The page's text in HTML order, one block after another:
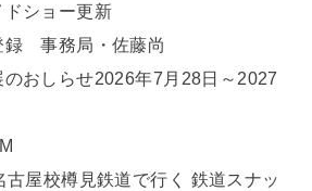
ドショー更新
録 事務局・佐藤尚
おしらせ2026年7月28日～2027
古屋校樽見鉄道で行く 鉄道スナッ